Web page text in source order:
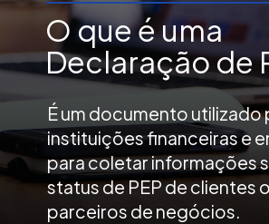
É um documento utilizado
instituições financeiras e
para coletar informações
status de PEP de clientes
parceiros de negócios.
O que é uma
Declaração de